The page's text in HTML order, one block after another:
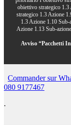
obiettivo strategico
strategico 1.3 Azione
1.3 Azione 1.10
Azione 1.13 Sub-
Avviso “Pacchetti
Commander sur
080 9177467
.